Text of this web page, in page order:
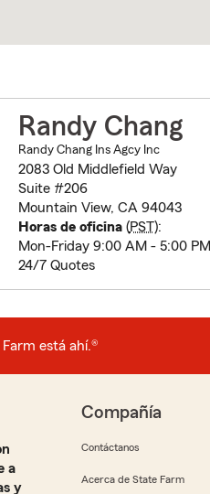
Randy Chang
Randy Chang Ins Agcy Inc
2083 Old Middlefield Way
Suite #206
Mountain View, CA 94043
Horas de oficina(PST):
Mon-Friday 9:00 AM - 5:00 PM
24/7 Quotes
está ahí.®
a
y
Compañía
Contáctanos
Acerca de State Farm